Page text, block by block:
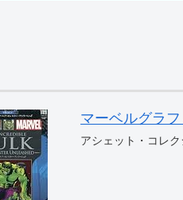
マーベルグラ
アシェット・コレ